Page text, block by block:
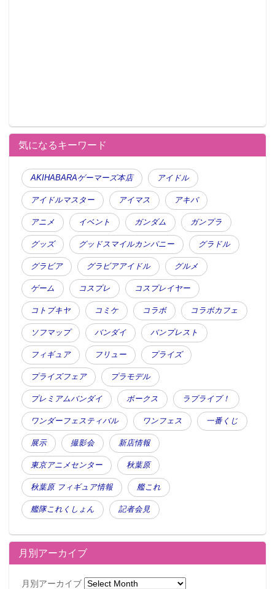
気になるキーワード
AKIHABARAゲーマーズ本店 アイドル
アイドルマスター アイマス アキバ
アニメ イベント ガンダム ガンプラ
グッズ グッドスマイルカンパニー グラドル
グラビア グラビアアイドル グルメ
ゲーム コスプレ コスプレイヤー
コトブキヤ コミケ コラボ コラボカフェ
ソフマップ バンダイ バンプレスト
フィギュア フリュー プライズ
プライズフェア プラモデル
プレミアムバンダイ ボークス ラブライブ！
ワンダーフェスティバル ワンフェス 一番くじ
展示 撮影会 新店情報
東京アニメセンター 秋葉原
秋葉原 フィギュア情報 艦これ
艦隊これくしょん 記者会見
月別アーカイブ
月別アーカイブ